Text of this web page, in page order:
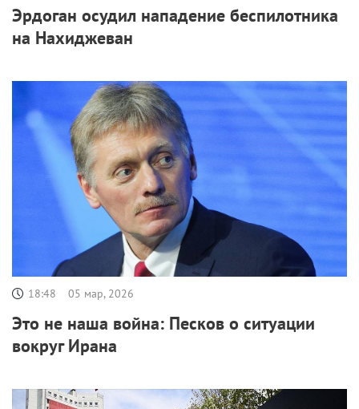
Эрдоган осудил нападение беспилотника
на Нахиджеван
18:48 05 мар, 2026
Это не наша война: Песков о ситуации
вокруг Ирана